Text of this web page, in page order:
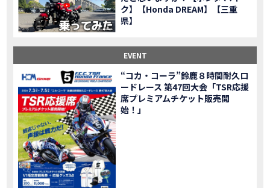
NEW BIKE 「X-ADV」大型クロスオーバーモデル X-ADV をフルモデルチェンジし発売！
NEW BIKE 「CB1000R」のヘッドライト等の外観デザインやカラーリングの変更など熟成を図り発売！
NEW BIKE 「NC750X」大型スポーツモデル NC750X をフルモデルチェンジし発売！
NEW BIKE 「CB1300 SUPER FOUR」「CB1300 SUPER BOL D’OR」ならびに「CB1300 SUPER FOUR SP」「CB1300 SUPER BOL D’OR SP」に先進の電子制御デバイスを採用し発売！
NEW BIKE 大型クルーザーモデル「Rebel 1100」を新発売!!
NEW BIKE よりスポーティーなイメージを強化『CBR650R』を発表!
NEW BIKE Neo Sports Caféシリーズのミドルクラスモデル『CB650R』を発表！
NEW BIKE フルモデルチェンジした 新型「PCX」「PCX160」「PCX e:HEV」を発表!
NEWS 国内販売を予定するグローバルモデルがHondaバイクWebサイトで公開されました！
NEW BIKE 「CRF250L」「CRF250 RALLY」をフルモデルチェンジし発表！
ク】【Honda DREAM】【三重
県】
EVENT
“コカ・コーラ”鈴鹿８時間耐久ロ
ードレース 第47回大会「TSR応援
席プレミアムチケット販売開
始！」